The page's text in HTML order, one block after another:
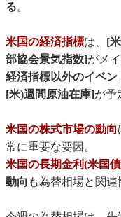
る。
米国の経済指標は、 [
部協会景気指数]がメイ
経済指標以外のイベン
[米)週間原油在庫]が予
米国の株式市場の動向
常に重要な要因。
米国の長期金利(米国
動向 も為替相場と関連